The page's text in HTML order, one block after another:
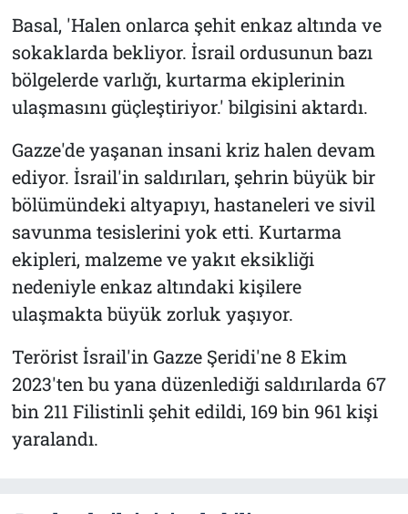
Basal, 'Halen onlarca şehit enkaz altında ve
sokaklarda bekliyor. İsrail ordusunun bazı
bölgelerde varlığı, kurtarma ekiplerinin
ulaşmasını güçleştiriyor.' bilgisini aktardı.
Gazze'de yaşanan insani kriz halen devam
ediyor. İsrail'in saldırıları, şehrin büyük bir
bölümündeki altyapıyı, hastaneleri ve sivil
savunma tesislerini yok etti. Kurtarma
ekipleri, malzeme ve yakıt eksikliği
nedeniyle enkaz altındaki kişilere
ulaşmakta büyük zorluk yaşıyor.
Terörist İsrail'in Gazze Şeridi'ne 8 Ekim
2023'ten bu yana düzenlediği saldırılarda 67
bin 211 Filistinli şehit edildi, 169 bin 961 kişi
yaralandı.